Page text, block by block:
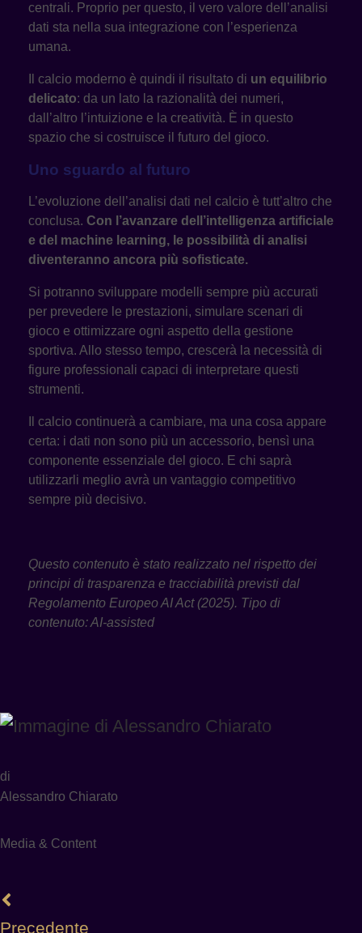
centrali. Proprio per questo, il vero valore dell’analisi
dati sta nella sua integrazione con l’esperienza
umana.
Il calcio moderno è quindi il risultato di un equilibrio
delicato: da un lato la razionalità dei numeri,
dall’altro l’intuizione e la creatività. È in questo
spazio che si costruisce il futuro del gioco.
Uno sguardo al futuro
L’evoluzione dell’analisi dati nel calcio è tutt’altro che
conclusa. Con l’avanzare dell’intelligenza artificiale
e del machine learning, le possibilità di analisi
diventeranno ancora più sofisticate.
Si potranno sviluppare modelli sempre più accurati
per prevedere le prestazioni, simulare scenari di
gioco e ottimizzare ogni aspetto della gestione
sportiva. Allo stesso tempo, crescerà la necessità di
figure professionali capaci di interpretare questi
strumenti.
Il calcio continuerà a cambiare, ma una cosa appare
certa: i dati non sono più un accessorio, bensì una
componente essenziale del gioco. E chi saprà
utilizzarli meglio avrà un vantaggio competitivo
sempre più decisivo.
Questo contenuto è stato realizzato nel rispetto dei
principi di trasparenza e tracciabilità previsti dal
Regolamento Europeo AI Act (2025). Tipo di
contenuto: AI-assisted
di
Alessandro Chiarato
Media & Content
Precedente